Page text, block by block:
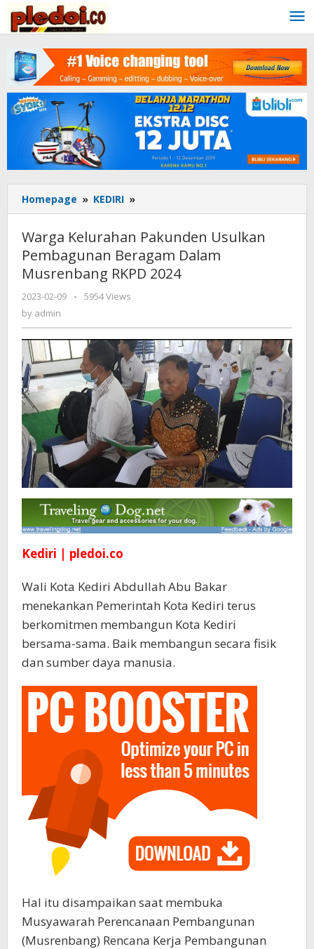
content
Homepage » KEDIRI »
Kelurahan
Pakunden
Usulkan
Pembagunan
Beragam
2024
Warga Kelurahan Pakunden Usulkan
Pembagunan Beragam Dalam
Musrenbang RKPD 2024
2023-02-09
by
-
5954 Views
by admin
Kediri | pledoi.co
Wali Kota Kediri Abdullah Abu Bakar
menekankan Pemerintah Kota Kediri terus
berkomitmen membangun Kota Kediri
bersama-sama. Baik membangun secara fisik
dan sumber daya manusia.
Hal itu disampaikan saat membuka
Musyawarah Perencanaan Pembangunan
(Musrenbang) Rencana Kerja Pembangunan